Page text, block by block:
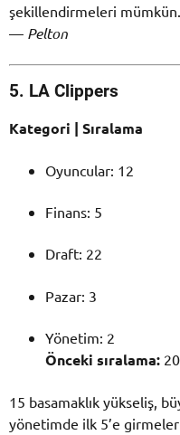
şekillendirmeleri mümkün.
— Pelton
5. LA Clippers
Kategori | Sıralama
Oyuncular: 12
Finans: 5
Draft: 22
Pazar: 3
Yönetim: 2
Önceki sıralama: 20
15 basamaklık yükseliş,
yönetimde ilk 5’e